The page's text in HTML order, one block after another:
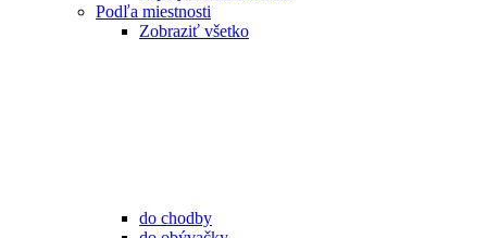
Podľa miestnosti
Zobraziť všetko
do chodby